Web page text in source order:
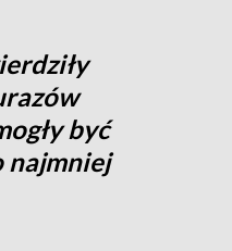
być
najmniej